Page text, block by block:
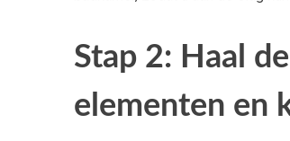
Stap 2: Haal
elementen en